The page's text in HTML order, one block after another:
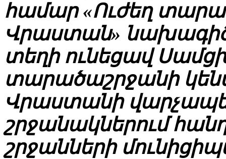
համար «Ուժեղ
Վրաստան»
տեղի ունեցավ
տարածաշրջանի
Վրաստանի
շրջանակներում
շրջանների